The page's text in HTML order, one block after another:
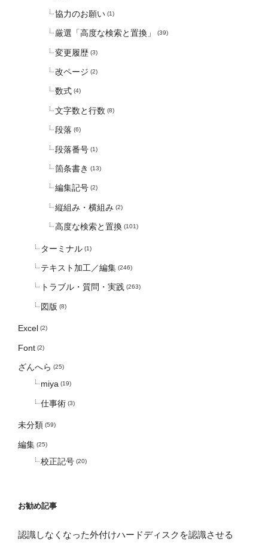
協力のお願い (1)
厳選「高度な検索と置換」 (39)
変更履歴 (3)
改ページ (2)
数式 (4)
文字数と行数 (8)
段落 (6)
段落番号 (1)
箇条書き (13)
編集記号 (2)
縦組み・横組み (2)
高度な検索と置換 (101)
ターミナル (1)
テキスト加工／編集 (246)
トラブル・質問・実践 (263)
図版 (8)
Excel (2)
Font (2)
ざんへら (25)
miya (19)
仕事術 (3)
未分類 (59)
編集 (25)
校正記号 (20)
お勧め記事
認識しなくなった外付けハードディスクを認識させる